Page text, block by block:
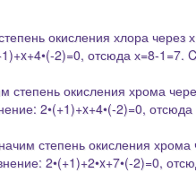
окисления хлора через
x+4•(-2)=0, отсюда х=8-1=7.
степень окисления хрома
2•(+1)+x+4•(-2)=0, отсюда
степень окисления хрома
2•(+1)+2•x+7•(-2)=0,